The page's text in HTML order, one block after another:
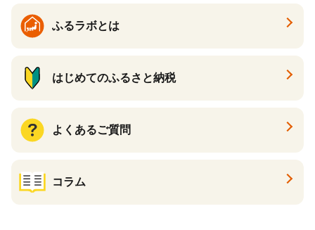
ふるラボとは
はじめてのふるさと納税
よくあるご質問
コラム